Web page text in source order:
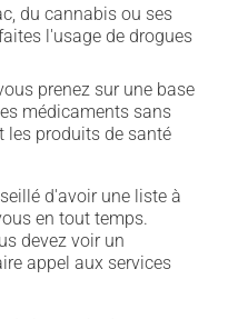
du cannabis ou ses
l'usage de drogues
prenez sur une base
médicaments sans
les produits de santé
d'avoir une liste à
en tout temps.
devez voir un
appel aux services